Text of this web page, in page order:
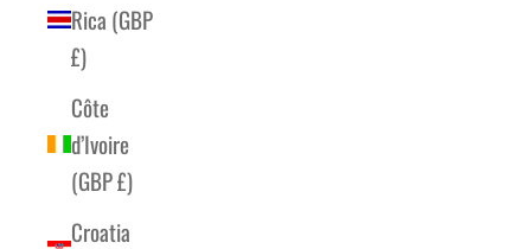
Rica (GBP
£)
Côte
d’Ivoire
(GBP £)
Croatia